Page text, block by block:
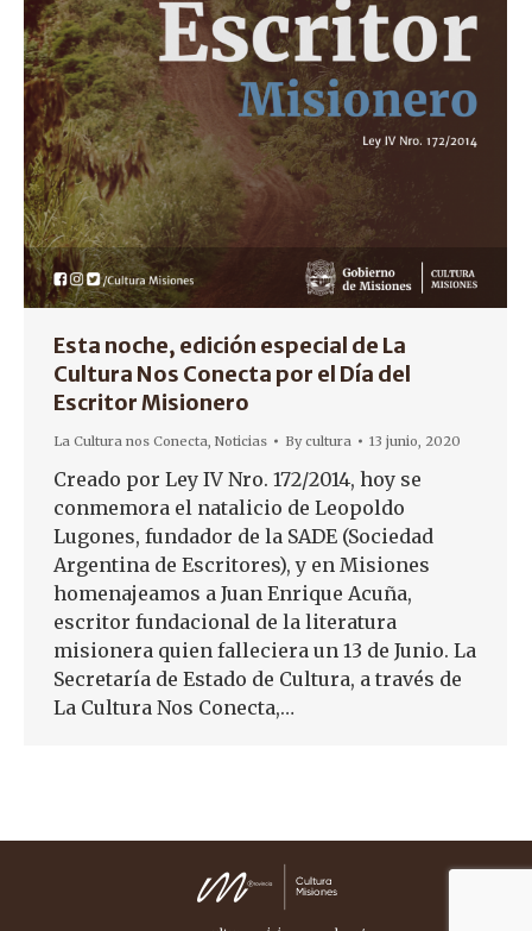
Esta noche, edición especial de La
Cultura Nos Conecta por el Día del
Escritor Misionero
La Cultura nos Conecta, Noticias Bycultura 13 junio, 2020
Creado por Ley IV Nro. 172/2014, hoy se
conmemora el natalicio de Leopoldo
Lugones, fundador de la SADE (Sociedad
Argentina de Escritores), y en Misiones
homenajeamos a Juan Enrique Acuña,
escritor fundacional de la literatura
misionera quien falleciera un 13 de Junio. La
Secretaría de Estado de Cultura, a través de
La Cultura Nos Conecta,…